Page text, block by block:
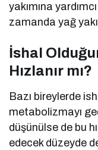
yakımına
zamanda yağ
İshal
Hızlanır mı?
Bazı bireylerde
metabolizmayı
düşünülse de bu
edecek düzeyde